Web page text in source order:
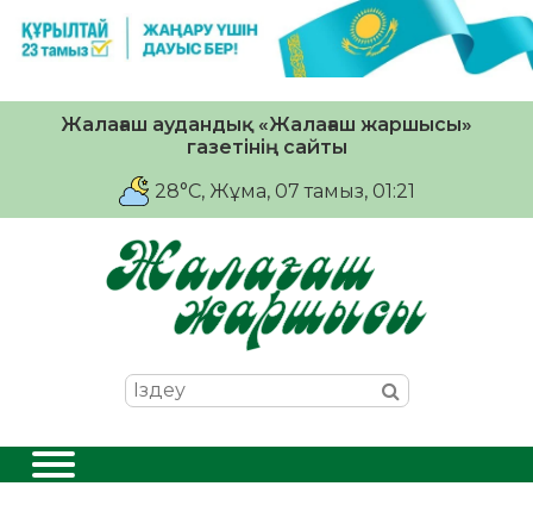
Жалағаш аудандық «Жалағаш жаршысы»
газетінің сайты
28°C, Жұма, 07 тамыз, 01:21